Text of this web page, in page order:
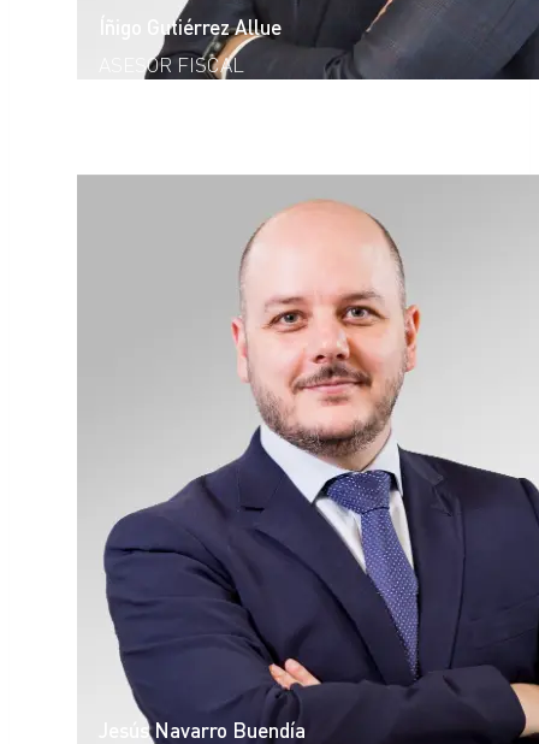
Íñigo Gutiérrez Allue
ASESOR FISCAL
Jesús Navarro Buendía